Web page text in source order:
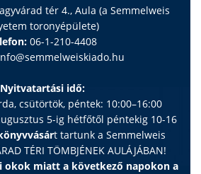
tér 4., Aula (a Semmelweis
toronyépülete)
06-1-210-4408
Nyitvatartási idő:
csütörtök, péntek: 10:00–16:00
5-ig hétfőtől péntekig 10-16
t tartunk a Semmelweis
TÉRI TÖMBJÉNEK AULÁJÁBAN!
okok miatt a következő napokon a